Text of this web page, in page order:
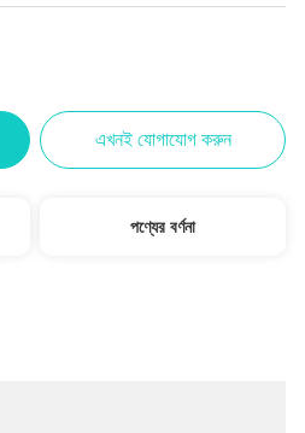
এখনই যোগাযোগ করুন
পণ্যের বর্ণনা